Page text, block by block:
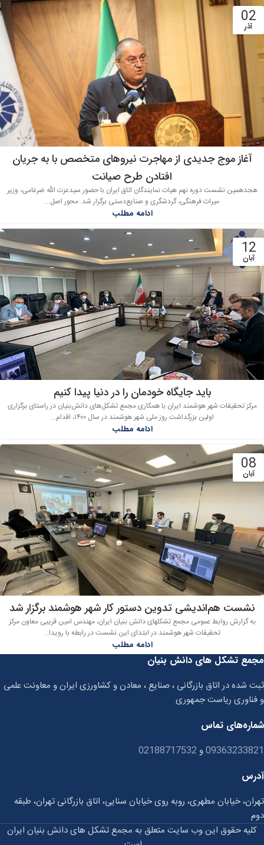
02
آذر
آغاز موج جدیدی از مهاجرت نیروهای متخصص با به جریان
افتادن طرح صیانت
هجدهمین نشست دوره نهم هیات نمایندگان اتاق ایران با حضور سیدعزت الله ضرغامی، وزیر
میراث فرهنگی، گردشگری و صنایع‌دستی برگزار شد. محور اصل...
ادامه مطلب
12
آبان
باید جایگاه خودمان را در دنیا پیدا کنیم
مرکز تحقیقات شهر هوشمند ایران با همکاری مجمع تشکل‌های دانش‌بنیان در راستای برگزاری
اولین بزرگداشت روز ملی شهر هوشمند در سال ۱۴۰۰، اقدام...
ادامه مطلب
08
آبان
نشست هم‌اندیشی تدوین دستور کار شهر هوشمند برگزار شد
به گزارش روابط عمومی مجمع تشکلهای دانش بنیان ایران، مهندس امین قریبی معاون مرکز
تحقیقات شهر هوشمند در ابتدای این نشست در رابطه با رویدا...
ادامه مطلب
مجمع تشکل های دانش بنیان
ثبت شده در اتاق بازرگانی ، صنایع ، معادن و کشاورزی ایران و معاونت علمی
و فناوری ریاست جمهوری
شماره‌های تماس
09363233821و 02188717532
آدرس
تهران، خیابان مطهری، روبه روی خیابان سنایی، اتاق بازرگانی تهران، طبقه
دوم
کلیه حقوق این وب سایت متعلق به مجمع تشکل های دانش بنیان ایران